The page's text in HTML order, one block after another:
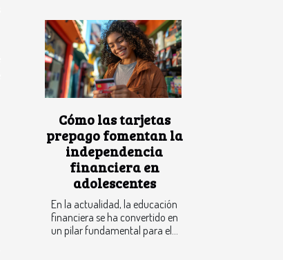
Cómo las tarjetas
prepago fomentan la
independencia
financiera en
adolescentes
En la actualidad, la educación
financiera se ha convertido en
un pilar fundamental para el...